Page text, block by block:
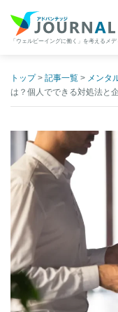
content
「ウェルビーイングに働く」を考えるメデ
トップ> 記事一覧 > メンタ
は？個人でできる対処法と